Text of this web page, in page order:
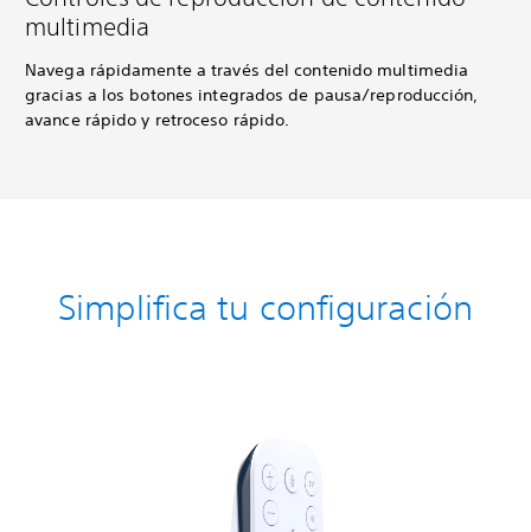
multimedia
Navega rápidamente a través del contenido multimedia
gracias a los botones integrados de pausa/reproducción,
avance rápido y retroceso rápido.
Simplifica tu configuración